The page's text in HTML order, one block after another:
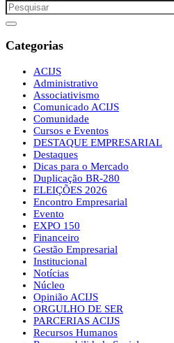
Categorias
ACIJS
Administrativo
Associativismo
Comunicado ACIJS
Comunidade
Cursos e Eventos
DESTAQUE EMPRESARIAL
Destaques
Dicas para o Mercado
Duplicação BR-280
ELEIÇÕES 2026
Encontro Empresarial
Evento
EXPO 150
Financeiro
Gestão Empresarial
Institucional
Notícias
Núcleo
Opinião ACIJS
ORGULHO DE SER
PARCERIAS ACIJS
Recursos Humanos